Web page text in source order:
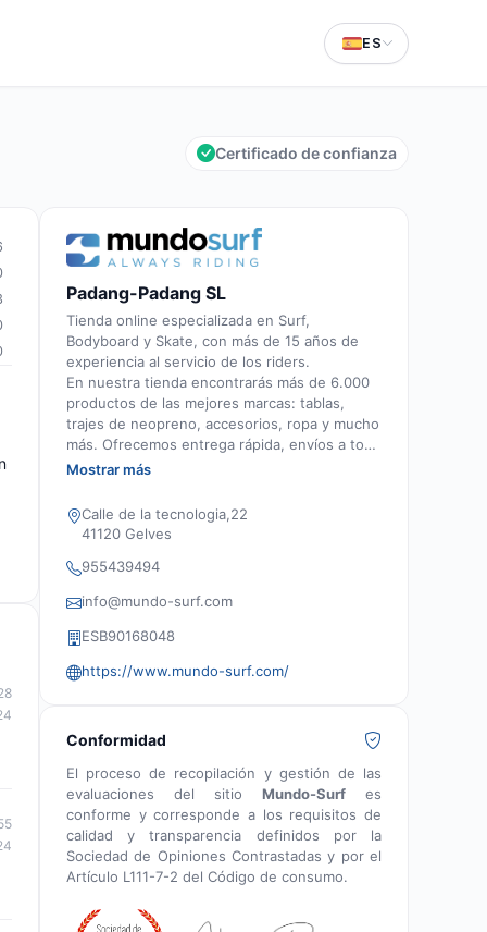
ES
Certificado de confianza
Padang-Padang SL
Tienda online especializada en Surf,
Bodyboard y Skate, con más de 15 años de
experiencia al servicio de los riders.
En nuestra tienda encontrarás más de 6.000
productos de las mejores marcas: tablas,
trajes de neopreno, accesorios, ropa y mucho
más. Ofrecemos entrega rápida, envíos a todo
el mundo y un asesoramiento cercano, ágil y
expertos y apasionados que entienden tus
necesidades dentro y fuera del agua.
Mostrar más
Calle de la tecnologia,22
41120 Gelves
955439494
info@mundo-surf.com
ESB90168048
https://www.mundo-surf.com/
Conformidad
El proceso de recopilación y gestión de las
evaluaciones del sitio Mundo-Surf es
conforme y corresponde a los requisitos de
calidad y transparencia definidos por la
Sociedad de Opiniones Contrastadas y por el
Artículo L111-7-2 del Código de consumo.